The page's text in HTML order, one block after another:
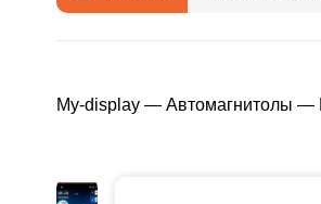
My-display — Автомагнитолы —